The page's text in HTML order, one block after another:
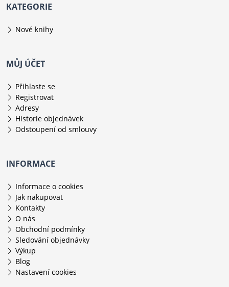
KATEGORIE
Nové knihy
MŮJ ÚČET
Přihlaste se
Registrovat
Adresy
Historie objednávek
Odstoupení od smlouvy
INFORMACE
Informace o cookies
Jak nakupovat
Kontakty
O nás
Obchodní podmínky
Sledování objednávky
Výkup
Blog
Nastavení cookies